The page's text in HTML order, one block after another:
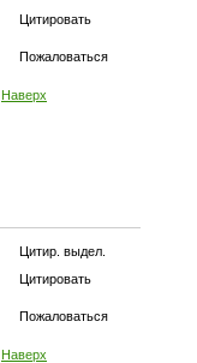
Цитировать
Пожаловаться
Наверх
Цитир. выдел.
Цитировать
Пожаловаться
Наверх